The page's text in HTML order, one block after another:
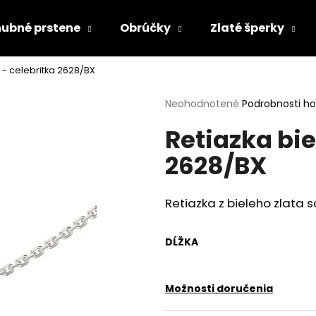
prstene Obrúčky Zlaté šperky
celebritka 2628/BX
Priemerné
produktu
je
0,0
z
hviezdičiek.
Neohodnotené Podrobnosti
Retiazka
2628/BX
Retiazka z bieleho zlata
DĹŽKA
Možnosti doručenia
Čo potrebujete nájsť?
HĽADAŤ